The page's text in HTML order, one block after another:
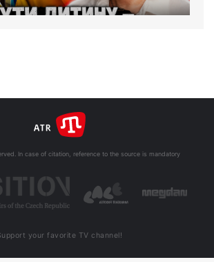
In case of citation, reference to the source is mandatory
your favorite TV channel!